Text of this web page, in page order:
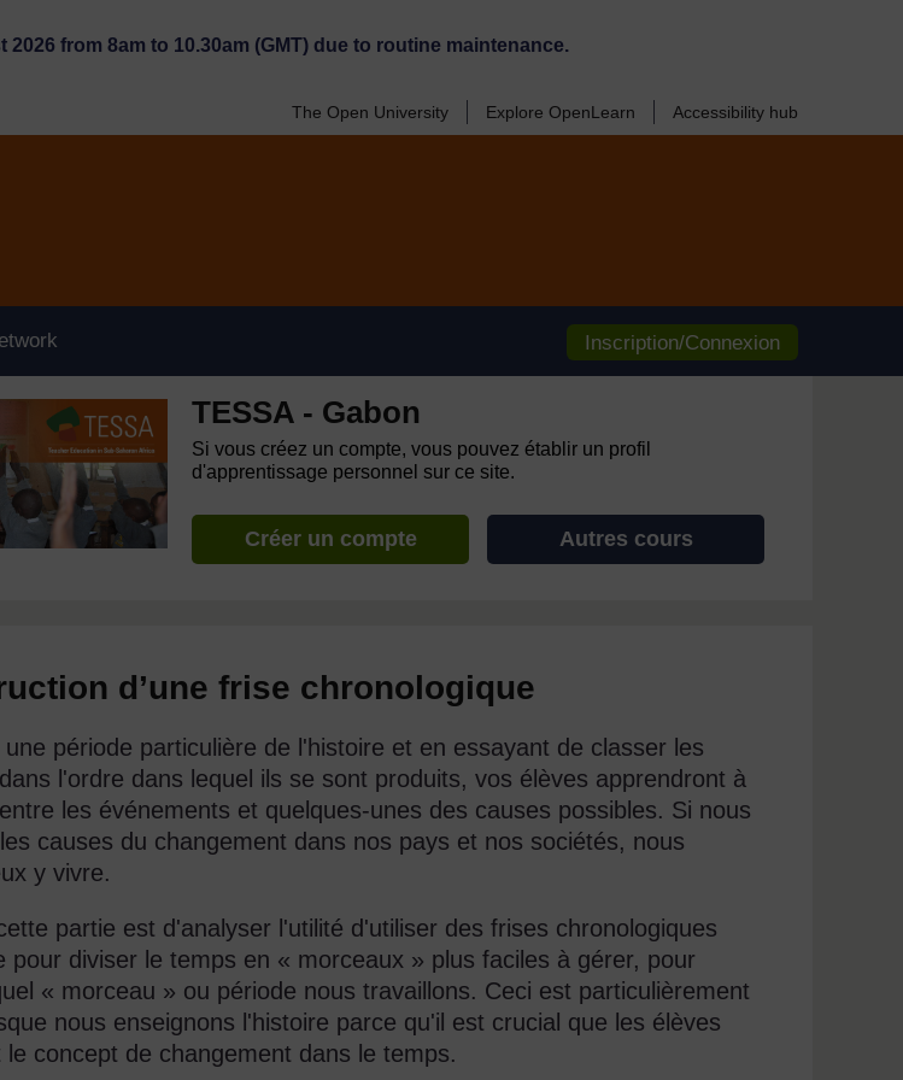
from 8am to 10.30am (GMT) due to routine maintenance.
The Open University Explore OpenLearn Accessibility hub
Inscription/Connexion
TESSA - Gabon
Si vous créez un compte, vous pouvez établir un profil
d'apprentissage personnel sur ce site.
Créer un compte Autres cours
d’une frise chronologique
une période particulière de l'histoire et en essayant de classer les
l'ordre dans lequel ils se sont produits, vos élèves apprendront à
les événements et quelques-unes des causes possibles. Si nous
causes du changement dans nos pays et nos sociétés, nous
y vivre.
partie est d'analyser l'utilité d'utiliser des frises chronologiques
pour diviser le temps en « morceaux » plus faciles à gérer, pour
« morceau » ou période nous travaillons. Ceci est particulièrement
nous enseignons l'histoire parce qu'il est crucial que les élèves
le concept de changement dans le temps.